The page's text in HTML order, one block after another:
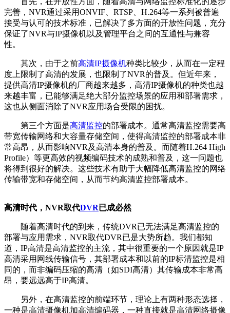
完善，NVR通过采用ONVIF、RTSP、H.264等一系列被普遍
接受与认可的技术标准，已解决了多方面的开放性问题，充分
保证了NVR与IP摄像机以及管理平台之间的互通性与兼容
性。
其次，由于之前高清IP摄像机种类比较少，从而在一定程
度上限制了高清的发展，也限制了NVR的普及。但近年来，
提供高清IP摄像机的厂商越来越多，高清IP摄像机的种类也越
来越丰富，已能够满足绝大部分监控场景的应用和部署需求，
这也从侧面消除了NVR应用场合受限的困扰。
第三个方面是高清监控的部署成本。通常高清监控需要高
带宽传输网络和大容量存储空间，使得高清监控的部署成本非
常高昂，从而影响NVR及高清本身的普及。而随着H.264 High
Profile）等更高效的视频编码技术的成熟和普及，这一问题也
将得到很好的解决。这些技术有助于大幅降低高清监控的网络
传输带宽和存储空间，从而节约高清监控部署成本。
高清时代，NVR取代DVR已成必然
随着高清时代的到来，传统DVR已无法满足高清监控的
部署与应用需求，NVR取代DVR已是大势所趋。我们都知
道，IP高清是高清监控的主流，其中很重要的一个原因就是IP
高清采用网线传输信号，其部署成本和以前的IP标清监控是相
同的，而非编码压缩的高清（如SDI高清）其传输成本非常高
昂，要远远高于IP高清。
另外，在高清监控的前端环节，理论上有两种形态选择，
一种是高清摄像机加高清编码器，一种直接就是高清网络摄像